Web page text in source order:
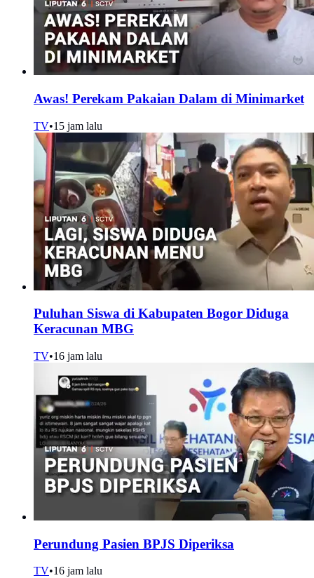
Awas! Perekam Pakaian Dalam di Minimarket
TV•15 jam lalu
Puluhan Siswa di Kabupaten Bogor Diduga
Keracunan MBG
TV•16 jam lalu
Perundung Pasien BPJS Diperiksa
TV•16 jam lalu